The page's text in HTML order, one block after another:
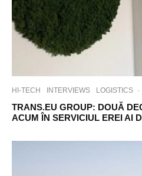
HI-TECH INTERVIEWS LOGISTICS ·
TRANS.EU GROUP: DOUĂ
ACUM ÎN SERVICIUL EREI AI